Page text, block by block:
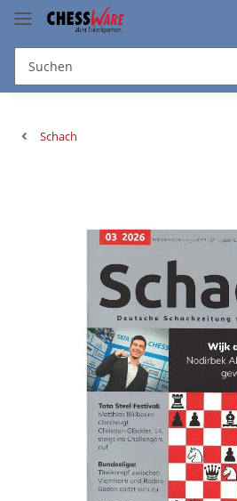
Schach